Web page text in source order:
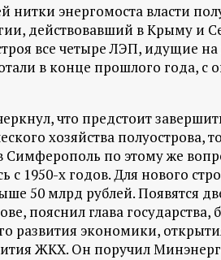
нитки энергомоста власти
действовавший в Крыму и
все четыре ЛЭП, идущие на
в конце прошлого года, с
что предстоит
хозяйства полуострова,
по этому же
с 1950-х годов. Для нового
50 млрд рублей. Появятся
пояснил глава
развития экономики,
ЖКХ. Он поручил